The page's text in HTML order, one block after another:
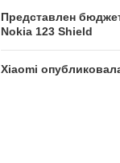
Представлен
Nokia 123 Shield
Xiaomi